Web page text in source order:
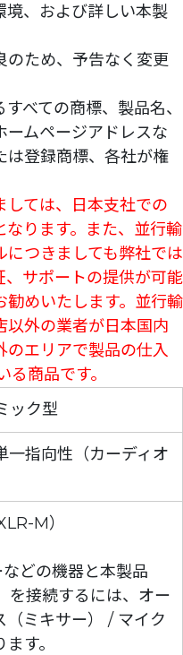
、および詳しい本製
ため、予告なく変更
べての商標、製品名、
ームページアドレスな
は登録商標、各社が権
ては、日本支社での
ります。また、並行輸
つきましても弊社では
、サポートの提供が可能
勧めいたします。並行輸
以外の業者が日本国内
のエリアで製品の仕入
商品です。
ック型
一指向性（カーディオ
M）
どの機器と本製品
を接続するには、オー
（ミキサー） / マイク
す。